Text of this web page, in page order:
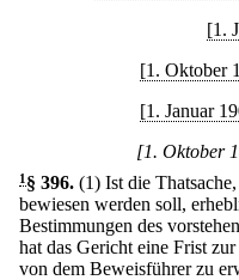
[1.
[1. Oktober
[1. Januar
[1. Oktober
1 § 396. (1) Ist die
bewiesen werden soll,
Bestimmungen des
hat das Gericht eine Frist
von dem Beweisführer zu